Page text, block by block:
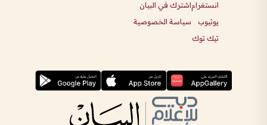
انستغرام
يوتيوب
تيك توك
اشترك في البيان
سياسة الخصوصية